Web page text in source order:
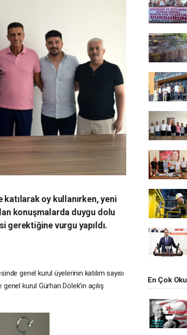
oy kullanırken, yeni
konuşmalarda duygu dolu
gerektiğine vurgu yapıldı.
genel kurul üyelerinin katılım sayısı
kurul Gürhan Dölek’in açılış
En Çok